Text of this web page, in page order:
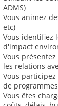
ADMS)
Vous animez
etc)
Vous identifiez
d'impact
Vous
les relations
Vous
de
Vous êtes